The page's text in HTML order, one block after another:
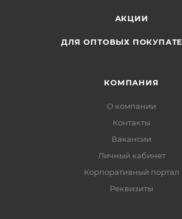
АКЦИИ
ДЛЯ ОПТОВЫХ
КОМПАНИЯ
О компании
Контакты
Вакансии
Личный кабинет
Корпоративный портал
Реквизиты